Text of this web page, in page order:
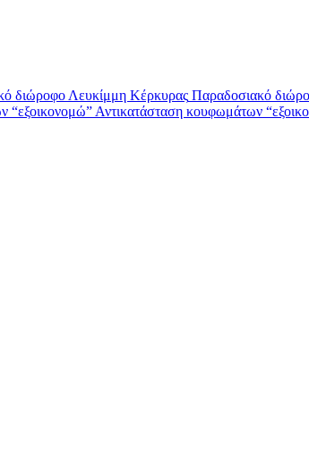
Παραδοσιακό
Αντικατάσταση κουφωμάτων